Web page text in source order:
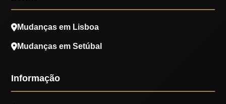
Mudanças em Lisboa
Mudanças em Setúbal
Informação